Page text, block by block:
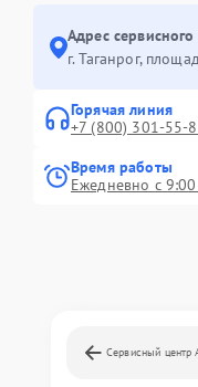
Адрес
г. Таганрог,
Горячая линия
+7 (800) 301-55-
Время работы
Ежедневно с
Сервисный центр